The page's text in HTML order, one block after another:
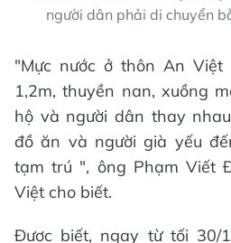
người dân phải di chuyển
"Mực nước ở thôn An
1,2m, thuyền nan, xuồng
hộ và người dân thay
đồ ăn và người già yếu
tạm trú ", ông Phạm Viết
Việt cho biết.
Được biết, ngay từ tối 30/